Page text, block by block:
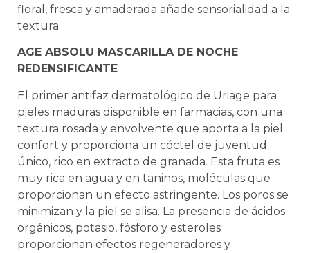
floral, fresca y amaderada añade sensorialidad a la
textura.
AGE ABSOLU MASCARILLA DE NOCHE
REDENSIFICANTE
El primer antifaz dermatológico de Uriage para
pieles maduras disponible en farmacias, con una
textura rosada y envolvente que aporta a la piel
confort y proporciona un cóctel de juventud
único, rico en extracto de granada. Esta fruta es
muy rica en agua y en taninos, moléculas que
proporcionan un efecto astringente. Los poros se
minimizan y la piel se alisa. La presencia de ácidos
orgánicos, potasio, fósforo y esteroles
proporcionan efectos regeneradores y